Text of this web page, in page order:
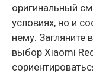
оригинальный
условиях, но и
нему. Загляните в
выбор Xiaomi